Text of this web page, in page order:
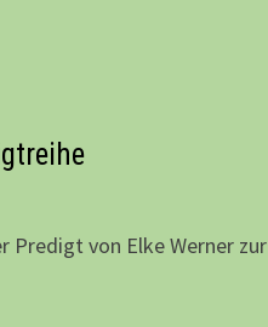
Predigt von Elke Werner zur